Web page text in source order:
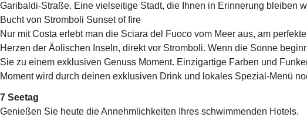
Garibaldi-Straße. Eine vielseitige Stadt, die Ihnen in Erinnerung bleiben
Bucht von Stromboli Sunset of fire
Nur mit Costa erlebt man die Sciara del Fuoco vom Meer aus, am
Herzen der Äolischen Inseln, direkt vor Stromboli. Wenn die Sonne
Sie zu einem exklusiven Genuss Moment. Einzigartige Farben und
Moment wird durch deinen exklusiven Drink und lokales Spezial-Menü
7 Seetag
Genießen Sie heute die Annehmlichkeiten Ihres schwimmenden Hotels.